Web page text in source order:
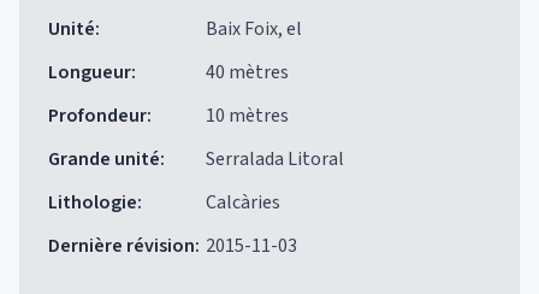
Unité:
Baix Foix, el
Longueur:
40 mètres
Profondeur:
10 mètres
Grande unité:
Serralada Litoral
Lithologie:
Calcàries
Dernière révision: 2015-11-03